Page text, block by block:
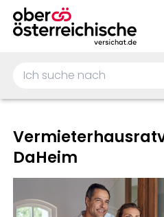
Ich suche nach …
DaHeim